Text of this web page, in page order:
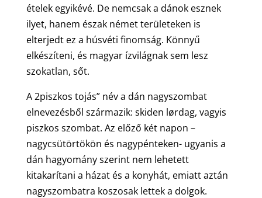
ételek egyikévé. De nemcsak a dánok esznek
ilyet, hanem észak német területeken is
elterjedt ez a húsvéti finomság. Könnyű
elkészíteni, és magyar ízvilágnak sem lesz
szokatlan, sőt.
A 2piszkos tojás” név a dán nagyszombat
elnevezésből származik: skiden lørdag, vagyis
piszkos szombat. Az előző két napon –
nagycsütörtökön és nagypénteken- ugyanis a
dán hagyomány szerint nem lehetett
kitakarítani a házat és a konyhát, emiatt aztán
nagyszombatra koszosak lettek a dolgok.